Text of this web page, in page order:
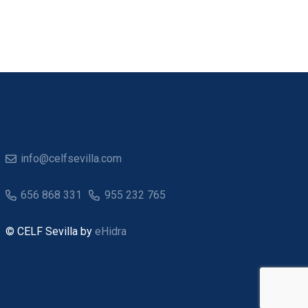
info@celfsevilla.com
656 868 331 955 232 765
© CELF Sevilla by eHidra